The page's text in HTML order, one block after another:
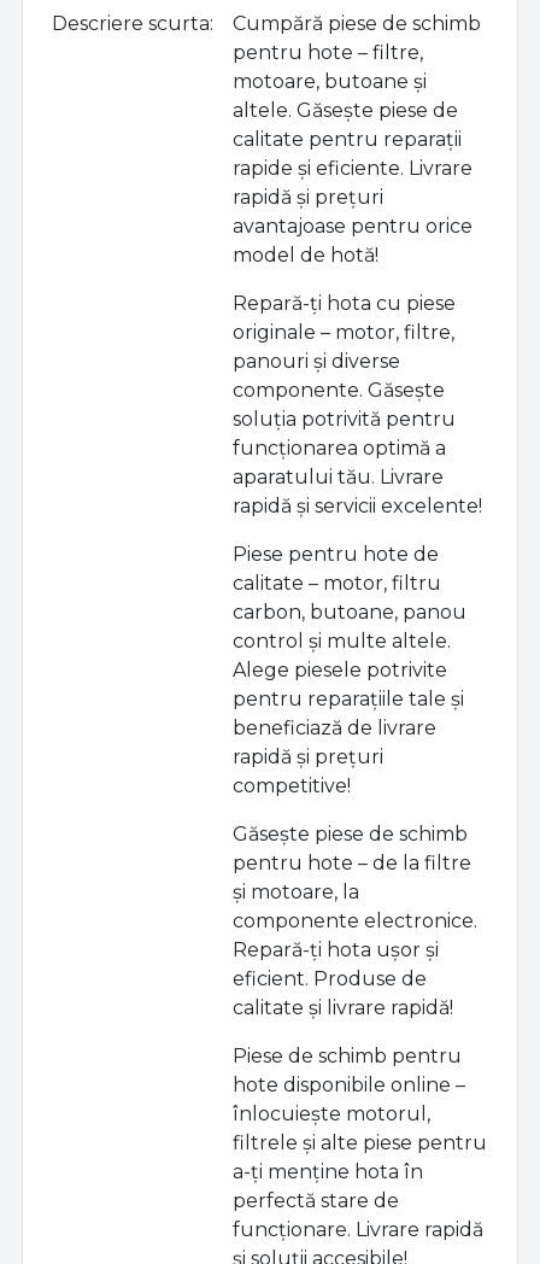
Descriere scurta
Cumpără piese de schimb
pentru hote – filtre,
motoare, butoane și
altele. Găsește piese de
calitate pentru reparații
rapide și eficiente. Livrare
rapidă și prețuri
avantajoase pentru orice
model de hotă!
Repară-ți hota cu piese
originale – motor, filtre,
panouri și diverse
componente. Găsește
soluția potrivită pentru
funcționarea optimă a
aparatului tău. Livrare
rapidă și servicii excelente!
Piese pentru hote de
calitate – motor, filtru
carbon, butoane, panou
control și multe altele.
Alege piesele potrivite
pentru reparațiile tale și
beneficiază de livrare
rapidă și prețuri
competitive!
Găsește piese de schimb
pentru hote – de la filtre
și motoare, la
componente electronice.
Repară-ți hota ușor și
eficient. Produse de
calitate și livrare rapidă!
Piese de schimb pentru
hote disponibile online –
înlocuiește motorul,
filtrele și alte piese pentru
a-ți menține hota în
perfectă stare de
funcționare. Livrare rapidă
și soluții accesibile!